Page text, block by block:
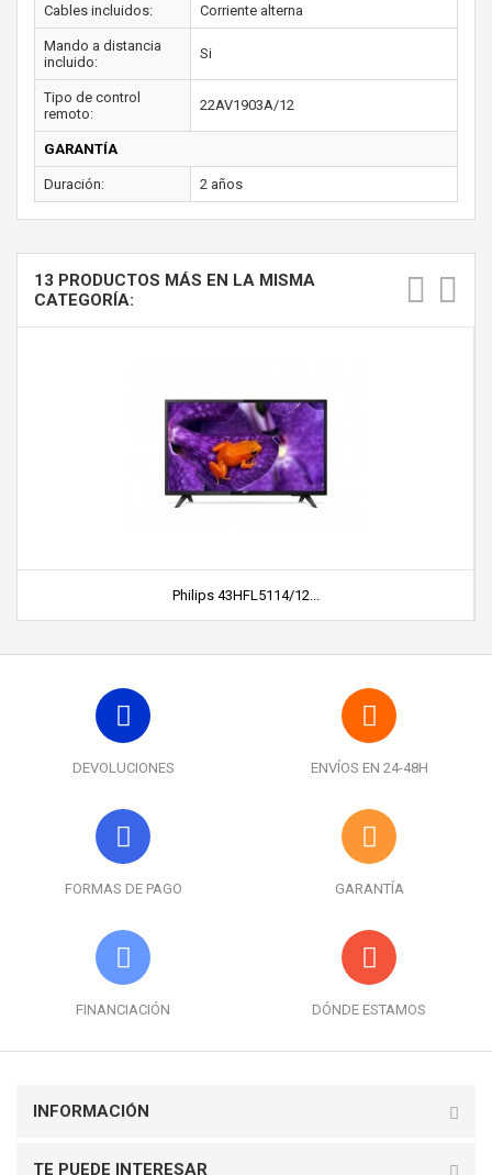
Cables incluidos: Corriente alterna
Mando a distancia
incluido:
Si
Tipo de control
remoto:
22AV1903A/12
GARANTÍA
Duración: 2 años
13 PRODUCTOS MÁS EN LA MISMA
CATEGORÍA:
Philips 43HFL5114/12...
DEVOLUCIONES ENVÍOS EN 24-48H
FORMAS DE PAGO GARANTÍA
FINANCIACIÓN DÓNDE ESTAMOS
INFORMACIÓN
TE PUEDE INTERESAR